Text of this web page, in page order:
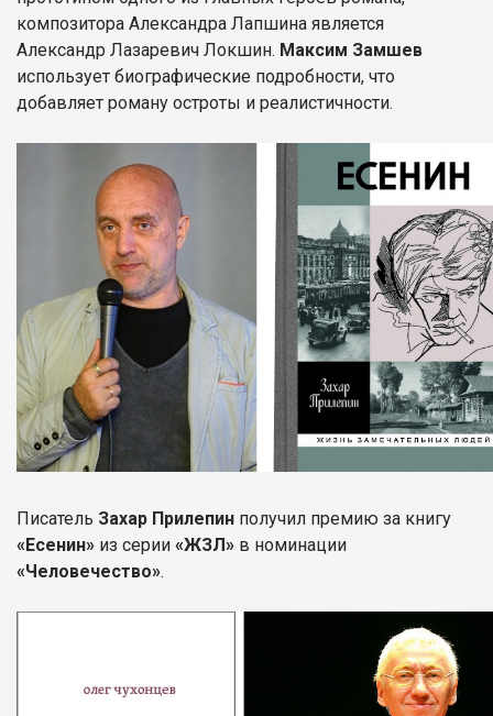
композитора Александра Лапшина является
Александр Лазаревич Локшин. Максим Замшев
использует биографические подробности, что
добавляет роману остроты и реалистичности.
Писатель Захар Прилепин получил премию за книгу
«Есенин» из серии «ЖЗЛ» в номинации
«Человечество».